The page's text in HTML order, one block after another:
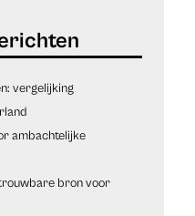
vergelijking
ambachtelijke
bron voor